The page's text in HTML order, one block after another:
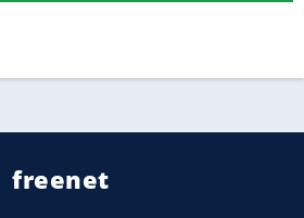
freenet